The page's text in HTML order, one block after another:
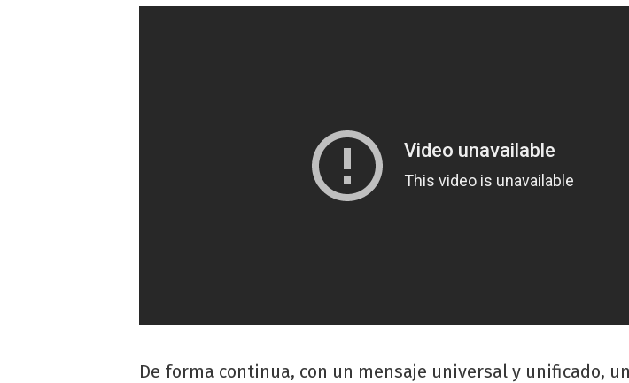
De forma continua, con un mensaje universal y unificado,